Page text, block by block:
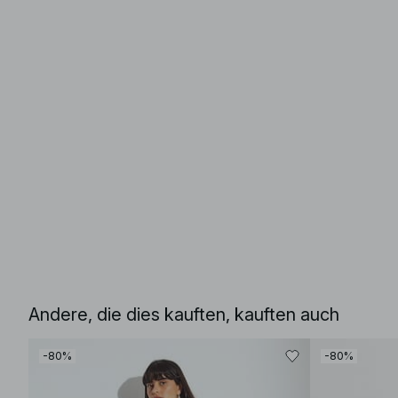
Andere, die dies kauften, kauften auch
-80% -80%